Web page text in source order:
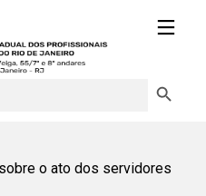
o ato dos servidores